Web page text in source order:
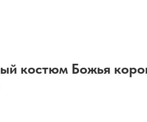
костюм Божья